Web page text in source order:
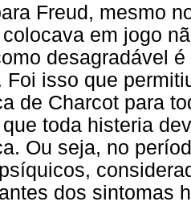
Freud, mesmo
em jogo
desagradável
Foi isso que
de Charcot para
toda histeria
Ou seja, no
dos sintomas